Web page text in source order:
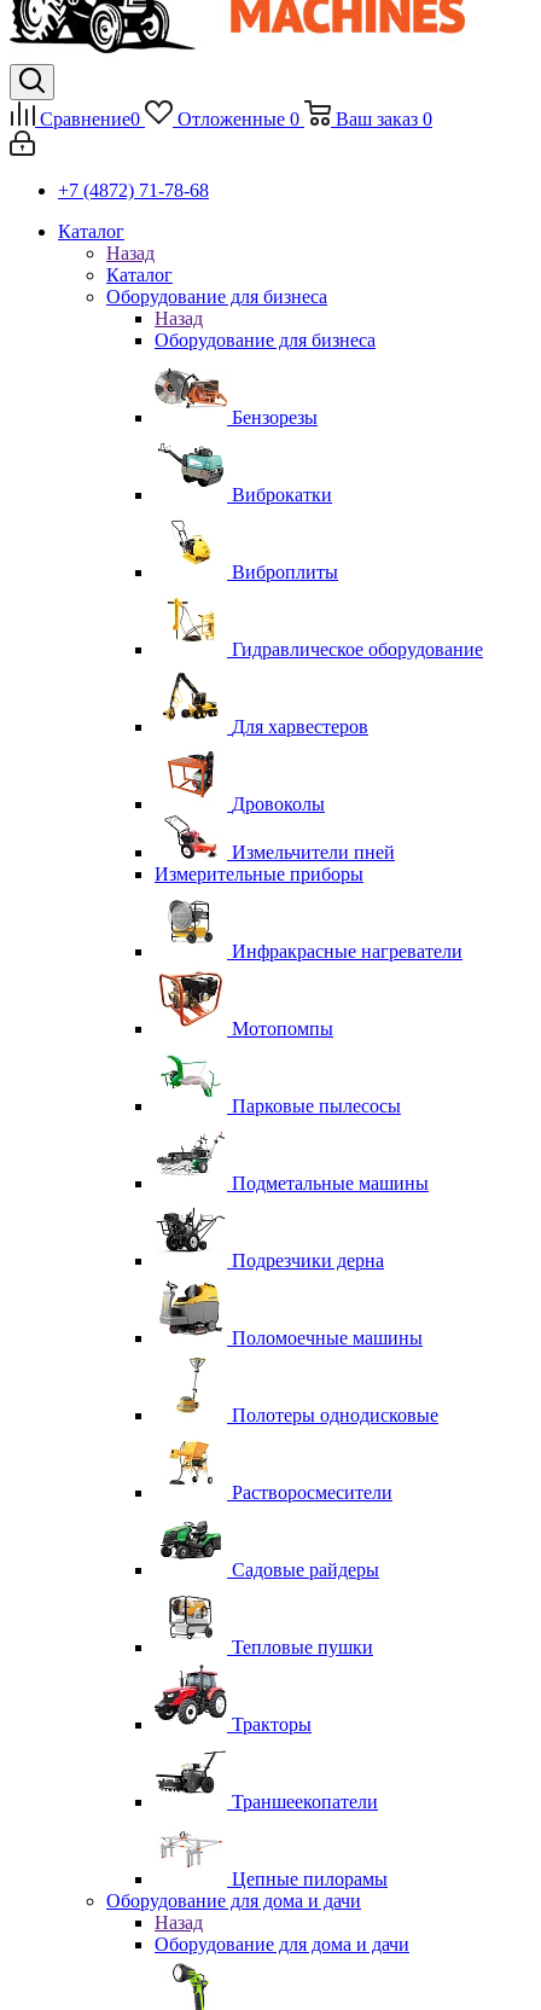
Сравнение0 Отложенные 0 Ваш заказ 0
+7 (4872) 71-78-68
Каталог
Назад
Каталог
Оборудование для бизнеса
Назад
Оборудование для бизнеса
Бензорезы
Виброкатки
Виброплиты
Гидравлическое оборудование
Для харвестеров
Дровоколы
Измельчители пней
Измерительные приборы
Инфракрасные нагреватели
Мотопомпы
Парковые пылесосы
Подметальные машины
Подрезчики дерна
Поломоечные машины
Полотеры однодисковые
Растворосмесители
Садовые райдеры
Тепловые пушки
Тракторы
Траншеекопатели
Цепные пилорамы
Оборудование для дома и дачи
Назад
Оборудование для дома и дачи